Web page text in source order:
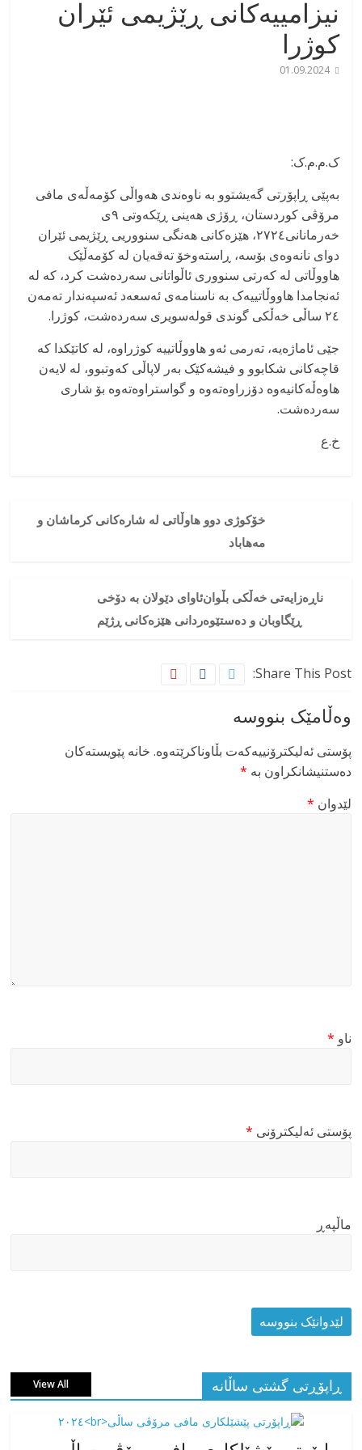
نیزامییەکانی ڕێژیمی ئێران
کوژرا
01.09.2024
‏ک.م.م.ک:
بەپێی ڕاپۆرتی گەیشتوو بە ناوەندی هەواڵی کۆمەڵەی مافی
مرۆڤی کوردستان، ڕۆژی هەینی ڕێکەوتی ٩ی
خەرمانانی٢٧٢٤، هێزەکانی هەنگی سنووریی ڕێژیمی ئێران
دوای نانەوەی بۆسە، ڕاستەوخۆ تەقەیان لە کۆمەڵێک
هاووڵاتی لە کەرتی سنووری ئاڵواتانی سەردەشت کرد، کە لە
ئەنجامدا هاووڵاتییەک بە ناسنامەی ئەسعەد ئەسپەندار تەمەن
٢٤ ساڵی خەڵکی گوندی قولەسویری سەردەشت، کوژرا.
جێی ئاماژەیه، تەرمی ئەو هاووڵاتییە کوژراوە، لە کاتێکدا کە
قاچەکانی شکابوو و فیشەکێک بەر لاپاڵی کەوتبوو، لە لایەن
هاوەڵەکانیەوە دۆزراوەتەوە و گواستراوەتەوە بۆ شاری
سەردەشت.
خ.ع
خۆکوژی دوو هاوڵاتی لە شارەکانی کرماشان و
مەهاباد
ناڕەزایەتی خەڵکی بڵوان‌ئاوای دێولان بە دۆخی
ڕێگاوبان و دەستێوەردانی هێزەکانی ڕژێم
Share This Post:
وەڵامێک بنووسە
پۆستی ئەلیکترۆنییەکەت بڵاوناکرێتەوە. خانە پێویستەکان
دەستنیشانکراون بە *
لێدوان *
ناو *
پۆستی ئەلیکترۆنی *
ماڵپه‌ڕ
ڕاپۆڕتی گشتی ساڵانه View All